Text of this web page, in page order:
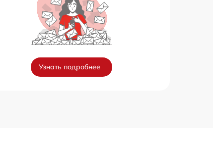
Узнать подробнее